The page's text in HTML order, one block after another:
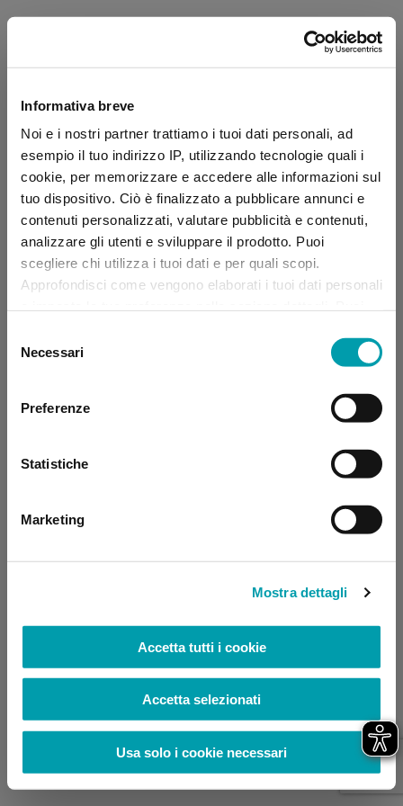
Informativa breve
Noi e i nostri partner trattiamo i tuoi dati personali, ad
esempio il tuo indirizzo IP, utilizzando tecnologie quali i
cookie, per memorizzare e accedere alle informazioni sul
tuo dispositivo. Ciò è finalizzato a pubblicare annunci e
contenuti personalizzati, valutare pubblicità e contenuti,
analizzare gli utenti e sviluppare il prodotto. Puoi
scegliere chi utilizza i tuoi dati e per quali scopi.
Approfondisci come vengono elaborati i tuoi dati personali
momento dalla Dichiarazione sui “
delNecessari
Preferenze
Statistiche
Marketing
Mostra dettagli
Accetta tutti i cookie
Accetta selezionati
Usa solo i cookie necessari
Application error: a client-side exception has occurred (see the
browser console for more information)